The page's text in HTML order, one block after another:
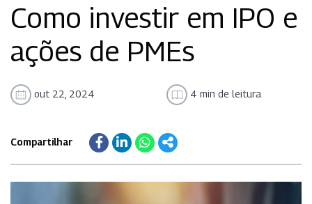
Como investir em IPO e
ações de PMEs
out 22, 2024 4 min de leitura
Compartilhar